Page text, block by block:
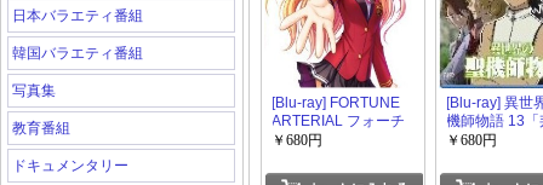
日本バラエティ番組
韓国バラエティ番組
写真集
教育番組
ドキュメンタリー
[Blu-ray] FORTUNE
ARTERIAL フォーチ
ュンアテリアル 赤い
メ」
￥680円
[Blu-ray] 異世
機師物語 13「
DVD アニメ」
￥680円